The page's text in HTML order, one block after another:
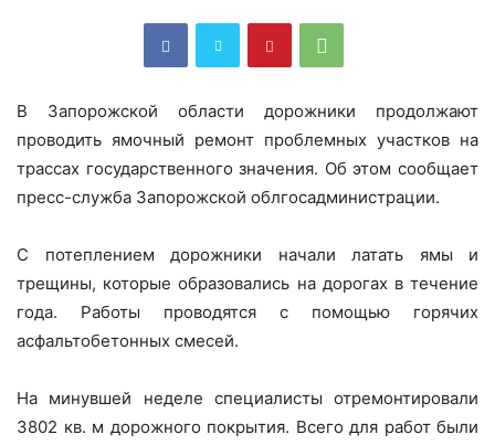
В Запорожской области дорожники продолжают
проводить ямочный ремонт проблемных участков на
трассах государственного значения. Об этом сообщает
пресс-служба Запорожской облгосадминистрации.
С потеплением дорожники начали латать ямы и
трещины, которые образовались на дорогах в течение
года. Работы проводятся с помощью горячих
асфальтобетонных смесей.
На минувшей неделе специалисты отремонтировали
3802 кв. м дорожного покрытия. Всего для работ были